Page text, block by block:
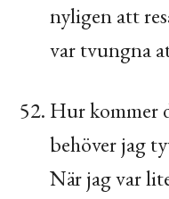
nyligen att
var tvungna
Hur kommer
behöver jag
När jag var